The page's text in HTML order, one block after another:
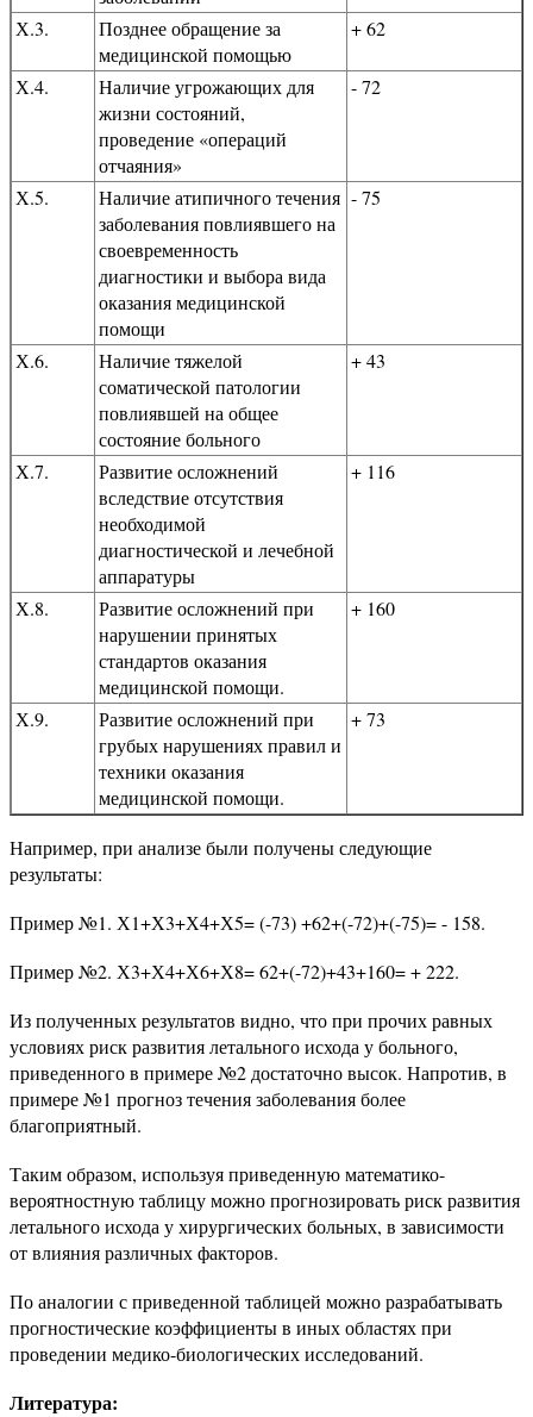
Х.3.
Позднее обращение за
медицинской помощью
+ 62
Х.4.
Наличие угрожающих для
жизни состояний,
проведение «операций
отчаяния»
- 72
Х.5.
Наличие атипичного течения
заболевания повлиявшего на
своевременность
диагностики и выбора вида
оказания медицинской
помощи
- 75
Х.6.
Наличие тяжелой
соматической патологии
повлиявшей на общее
состояние больного
+ 43
Х.7.
Развитие осложнений
вследствие отсутствия
необходимой
диагностической и лечебной
аппаратуры
+ 116
Х.8.
Развитие осложнений при
нарушении принятых
стандартов оказания
медицинской помощи.
+ 160
Х.9.
Развитие осложнений при
грубых нарушениях правил и
техники оказания
медицинской помощи.
+ 73
Например, при анализе были получены следующие
результаты:
Пример №1. Х1+Х3+Х4+Х5= (-73) +62+(-72)+(-75)= - 158.
Пример №2. Х3+Х4+Х6+Х8= 62+(-72)+43+160= + 222.
Из полученных результатов видно, что при прочих равных
условиях риск развития летального исхода у больного,
приведенного в примере №2 достаточно высок. Напротив, в
примере №1 прогноз течения заболевания более
благоприятный.
Таким образом, используя приведенную математико-
вероятностную таблицу можно прогнозировать риск развития
летального исхода у хирургических больных, в зависимости
от влияния различных факторов.
По аналогии с приведенной таблицей можно разрабатывать
прогностические коэффициенты в иных областях при
проведении медико-биологических исследований.
Литература: